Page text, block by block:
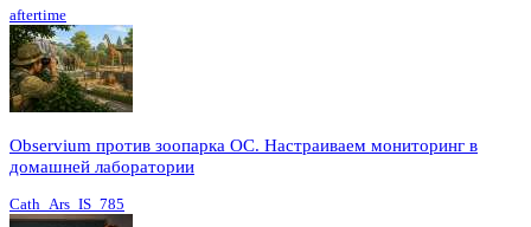
aftertime
Observium против зоопарка ОС. Настраиваем мониторинг в
домашней лаборатории
Cath_Ars_IS_785